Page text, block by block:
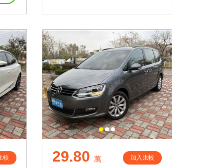
較 29.80 萬 加入比較